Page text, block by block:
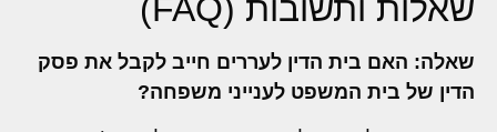
שאלות ותשובות (FAQ)
שאלה: האם בית הדין לעררים חייב לקבל את פסק
הדין של בית המשפט לענייני משפחה?